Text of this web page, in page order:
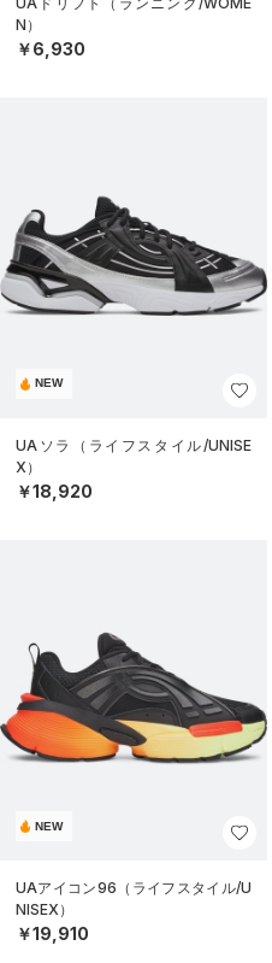
N）
￥6,930
NEW
UAソラ（ライフスタイル/UNISE
X）
￥18,920
NEW
UAアイコン96（ライフスタイル/U
NISEX）
￥19,910